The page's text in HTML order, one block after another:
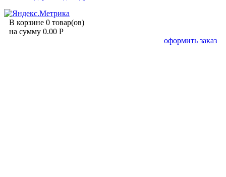
В корзине 0 товар(ов)
на сумму 0.00 Р
оформить заказ